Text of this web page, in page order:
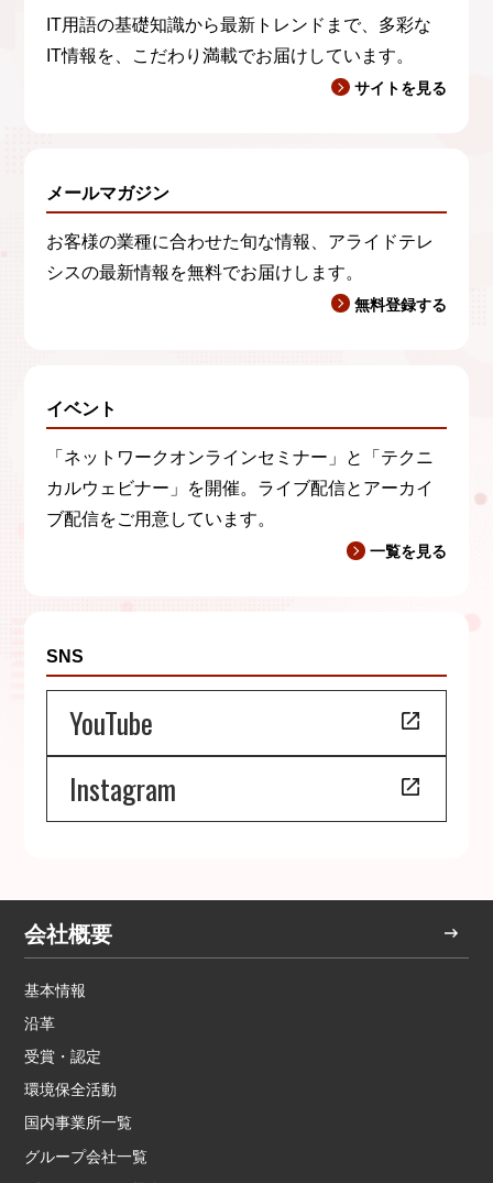
IT用語の基礎知識から最新トレンドまで、多彩な
IT情報を、こだわり満載でお届けしています。
サイトを見る
メールマガジン
お客様の業種に合わせた旬な情報、アライドテレ
シスの最新情報を無料でお届けします。
無料登録する
イベント
「ネットワークオンラインセミナー」と「テクニ
カルウェビナー」を開催。ライブ配信とアーカイ
ブ配信をご用意しています。
一覧を見る
SNS
YouTube
Instagram
会社概要
基本情報
沿革
受賞・認定
環境保全活動
国内事業所一覧
グループ会社一覧